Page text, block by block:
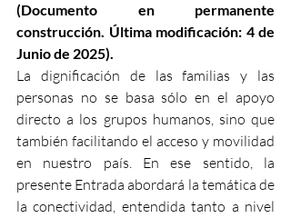
(Documento en permanente
construcción. Última modificación: 4 de
Junio de 2025).
La dignificación de las familias y las
personas no se basa sólo en el apoyo
directo a los grupos humanos, sino que
también facilitando el acceso y movilidad
en nuestro país. En ese sentido, la
presente Entrada abordará la temática de
la conectividad, entendida tanto a nivel